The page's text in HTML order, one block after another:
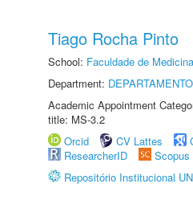
Tiago Rocha Pinto
School: Faculdade de
Department:
Academic Appointment
title: MS-3.2
Orcid
CV Lattes
ResearcherID
Scopus
Repositório Institucional